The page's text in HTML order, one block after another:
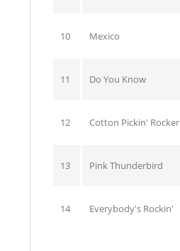
10 Mexico
11 Do You Know
12 Cotton Pickin' Rocker
13 Pink Thunderbird
14 Everybody's Rockin'